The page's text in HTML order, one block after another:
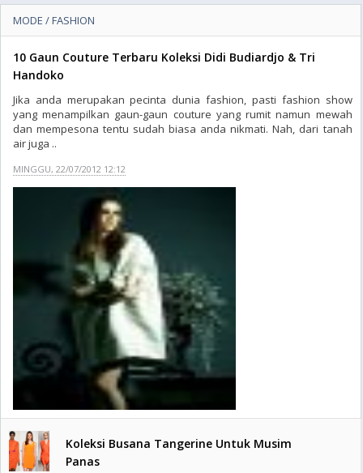
MODE / FASHION
10 Gaun Couture Terbaru Koleksi Didi Budiardjo & Tri
Handoko
Jika anda merupakan pecinta dunia fashion, pasti fashion show
yang menampilkan gaun-gaun couture yang rumit namun mewah
dan mempesona tentu sudah biasa anda nikmati. Nah, dari tanah
air juga ..
MINGGU, 22/07/2012 12:12
Koleksi Busana Tangerine Untuk Musim
Panas